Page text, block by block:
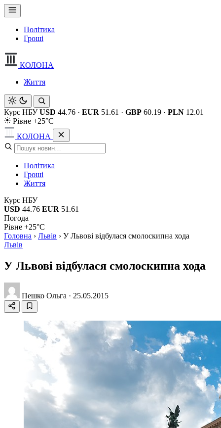
Політика
Гроші
КОЛОНА
Життя
Курс НБУ USD 44.76 · EUR 51.61 · GBP 60.19 · PLN 12.01
Рівне +25°C
КОЛОНА
Політика
Гроші
Життя
Курс НБУ
USD 44.76 EUR 51.61
Погода
Рівне +25°C
Головна › Львів › У Львові відбулася смолоскипна хода
Львів
У Львові відбулася смолоскипна хода
Пешко Ольга · 25.05.2015